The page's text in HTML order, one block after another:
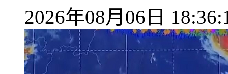
2026年08月06日